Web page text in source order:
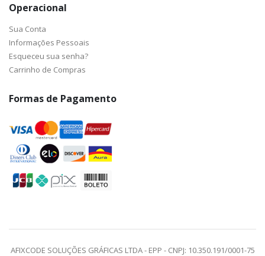
Operacional
Sua Conta
Informações Pessoais
Esqueceu sua senha?
Carrinho de Compras
Formas de Pagamento
AFIXCODE SOLUÇÕES GRÁFICAS LTDA - EPP - CNPJ: 10.350.191/0001-75